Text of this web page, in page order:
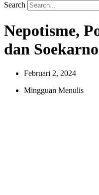
Search
Nepotisme,
dan
Februari 2, 2024
Mingguan Menulis